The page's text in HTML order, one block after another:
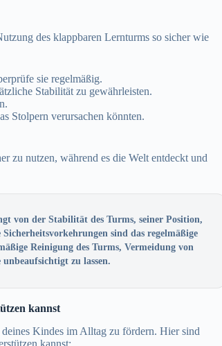
des klappbaren Lernturms so sicher wie
sie regelmäßig.
Stabilität zu gewährleisten.
Stolpern verursachen könnten.
zu nutzen, während es die Welt entdeckt und
von der Stabilität des Turms, seiner Position,
sind das regelmäßige
Reinigung des Turms, Vermeidung von
zu lassen.
kannst
Kindes im Alltag zu fördern. Hier sind
kannst: